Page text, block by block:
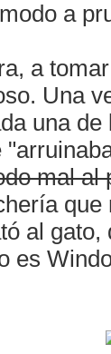
a
a
Una
una
mal al
que
al gato,
es